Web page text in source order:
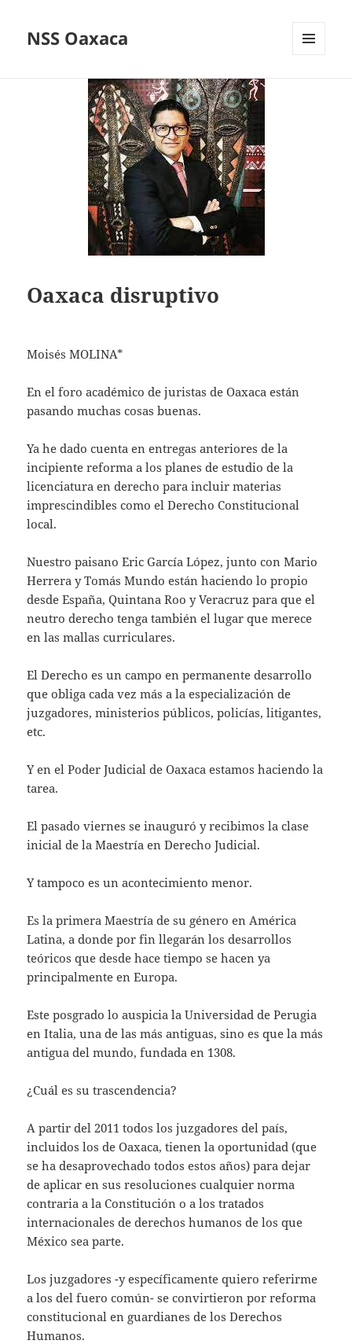
NSS Oaxaca
Oaxaca disruptivo
Moisés MOLINA*
En el foro académico de juristas de Oaxaca están
pasando muchas cosas buenas.
Ya he dado cuenta en entregas anteriores de la
incipiente reforma a los planes de estudio de la
licenciatura en derecho para incluir materias
imprescindibles como el Derecho Constitucional
local.
Nuestro paisano Eric García López, junto con Mario
Herrera y Tomás Mundo están haciendo lo propio
desde España, Quintana Roo y Veracruz para que el
neutro derecho tenga también el lugar que merece
en las mallas curriculares.
El Derecho es un campo en permanente desarrollo
que obliga cada vez más a la especialización de
juzgadores, ministerios públicos, policías, litigantes,
etc.
Y en el Poder Judicial de Oaxaca estamos haciendo la
tarea.
El pasado viernes se inauguró y recibimos la clase
inicial de la Maestría en Derecho Judicial.
Y tampoco es un acontecimiento menor.
Es la primera Maestría de su género en América
Latina, a donde por fin llegarán los desarrollos
teóricos que desde hace tiempo se hacen ya
principalmente en Europa.
Este posgrado lo auspicia la Universidad de Perugia
en Italia, una de las más antiguas, sino es que la más
antigua del mundo, fundada en 1308.
¿Cuál es su trascendencia?
A partir del 2011 todos los juzgadores del país,
incluidos los de Oaxaca, tienen la oportunidad (que
se ha desaprovechado todos estos años) para dejar
de aplicar en sus resoluciones cualquier norma
contraria a la Constitución o a los tratados
internacionales de derechos humanos de los que
México sea parte.
Los juzgadores -y específicamente quiero referirme
a los del fuero común- se convirtieron por reforma
constitucional en guardianes de los Derechos
Humanos.